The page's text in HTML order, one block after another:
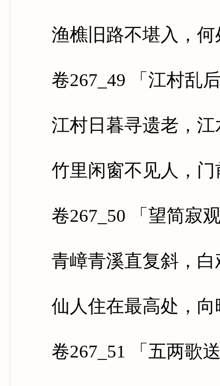
渔樵旧路不堪入，何
卷267_49 「江村乱
江村日暮寻遗老，江
竹里闲窗不见人，门
卷267_50 「望简寂
青嶂青溪直复斜，白
仙人住在最高处，向
卷267_51 「五两歌送